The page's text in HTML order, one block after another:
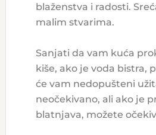
blaženstva i radosti.
malim stvarima.
Sanjati da vam kuća
kiše, ako je voda bistra,
će vam nedopušteni
neočekivano, ali ako je
blatnjava, možete